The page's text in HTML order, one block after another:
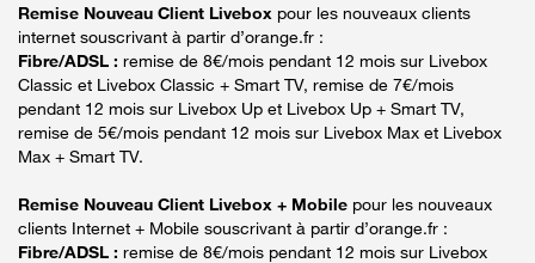
Remise Nouveau Client Livebox pour les nouveaux clients
internet souscrivant à partir d’orange.fr :
Fibre/ADSL : remise de 8€/mois pendant 12 mois sur Livebox
Classic et Livebox Classic + Smart TV, remise de 7€/mois
pendant 12 mois sur Livebox Up et Livebox Up + Smart TV,
remise de 5€/mois pendant 12 mois sur Livebox Max et Livebox
Max + Smart TV.
Remise Nouveau Client Livebox + Mobile pour les nouveaux
clients Internet + Mobile souscrivant à partir d’orange.fr :
Fibre/ADSL : remise de 8€/mois pendant 12 mois sur Livebox